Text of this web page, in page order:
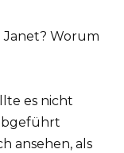
Janet? Worum
es nicht
ansehen, als